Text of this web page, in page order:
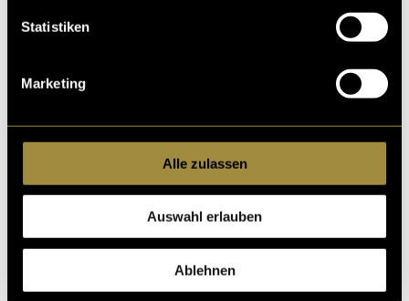
Statistiken
Marketing
Alle zulassen
Auswahl erlauben
Ablehnen
n Herzensprojekt. Das ist die von Andrina und Oli gegr
Ein Match-Cut-Video in Zürich
Zürich? Beton, Nebel und Arroganz. Was kann man da
Wochenende im Bündnerland. Zurück in Zürich
Marina Maurerund